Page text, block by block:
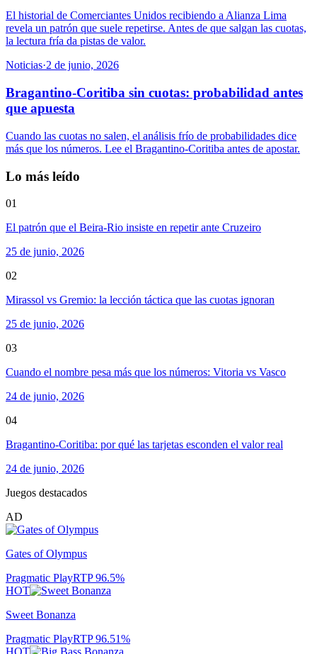
El historial de Comerciantes Unidos recibiendo a Alianza Lima
revela un patrón que suele repetirse. Antes de que salgan las cuotas,
la lectura fría da pistas de valor.
Noticias·2 de junio, 2026
Bragantino-Coritiba sin cuotas: probabilidad antes
que apuesta
Cuando las cuotas no salen, el análisis frío de probabilidades dice
más que los números. Lee el Bragantino-Coritiba antes de apostar.
Lo más leído
01
El patrón que el Beira-Rio insiste en repetir ante Cruzeiro
25 de junio, 2026
02
Mirassol vs Gremio: la lección táctica que las cuotas ignoran
25 de junio, 2026
03
Cuando el nombre pesa más que los números: Vitoria vs Vasco
24 de junio, 2026
04
Bragantino-Coritiba: por qué las tarjetas esconden el valor real
24 de junio, 2026
Juegos destacados
AD
Gates of Olympus
Pragmatic PlayRTP96.5%
HOT
Sweet Bonanza
Pragmatic PlayRTP96.51%